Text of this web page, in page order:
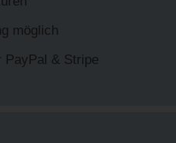
möglich
PayPal & Stripe